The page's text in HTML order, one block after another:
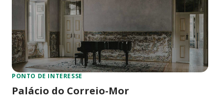
PONTO DE INTERESSE
Palácio do Correio-Mor